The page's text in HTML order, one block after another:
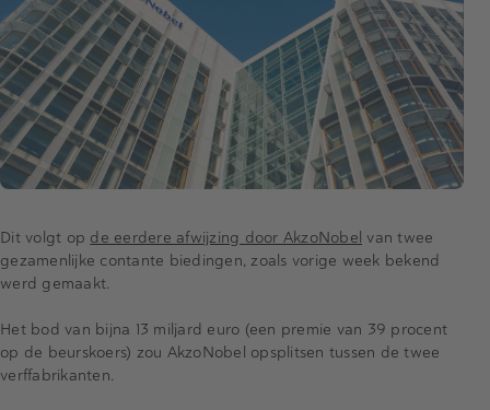
Dit volgt op de eerdere afwijzing door AkzoNobel van twee
gezamenlijke contante biedingen, zoals vorige week bekend
werd gemaakt.
Het bod van bijna 13 miljard euro (een premie van 39 procent
op de beurskoers) zou AkzoNobel opsplitsen tussen de twee
verffabrikanten.